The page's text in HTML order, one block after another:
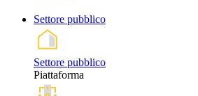
Settore pubblico
Settore pubblico
Piattaforma